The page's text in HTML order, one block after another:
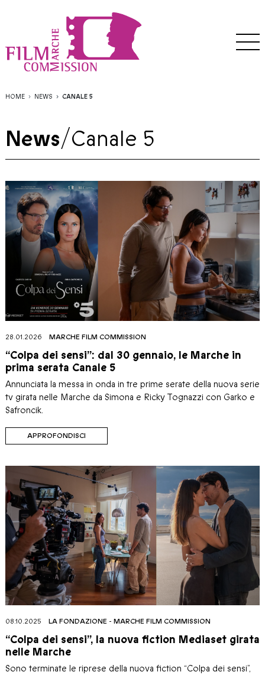
HOME NEWS CANALE 5
News/Canale 5
28.01.2026 MARCHE FILM COMMISSION
“Colpa dei sensi”: dal 30 gennaio, le Marche in
prima serata Canale 5
Annunciata la messa in onda in tre prime serate della nuova serie
tv girata nelle Marche da Simona e Ricky Tognazzi con Garko e
Safroncik.
APPROFONDISCI
08.10.2025 LA FONDAZIONE - MARCHE FILM COMMISSION
“Colpa dei sensi”, la nuova fiction Mediaset girata
nelle Marche
Sono terminate le riprese della nuova fiction “Colpa dei sensi”,